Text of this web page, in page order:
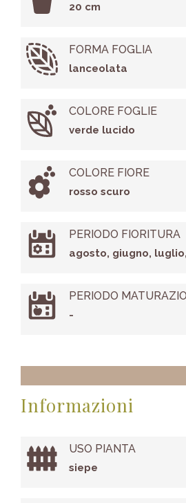
20 cm
FORMA FOGLIA
lanceolata
COLORE FOGLIE
verde lucido
COLORE FIORE
rosso scuro
PERIODO FIORITURA
agosto, giugno,
PERIODO
-
Informazioni
USO PIANTA
siepe